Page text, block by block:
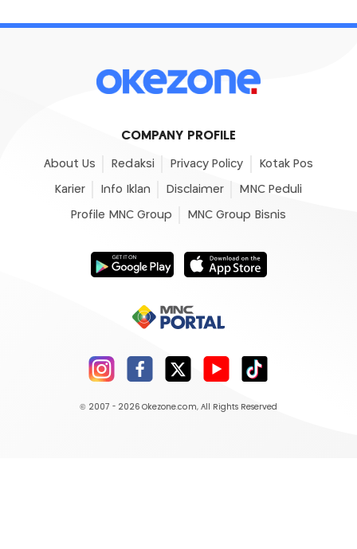
COMPANY PROFILE
About Us Redaksi Privacy Policy Kotak Pos
Karier Info Iklan Disclaimer MNC Peduli
Profile MNC Group MNC Group Bisnis
© 2007 - 2026 Okezone.com, All Rights Reserved